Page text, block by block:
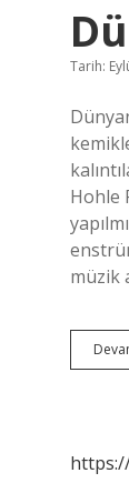
Tarih:
Hohle
müzik